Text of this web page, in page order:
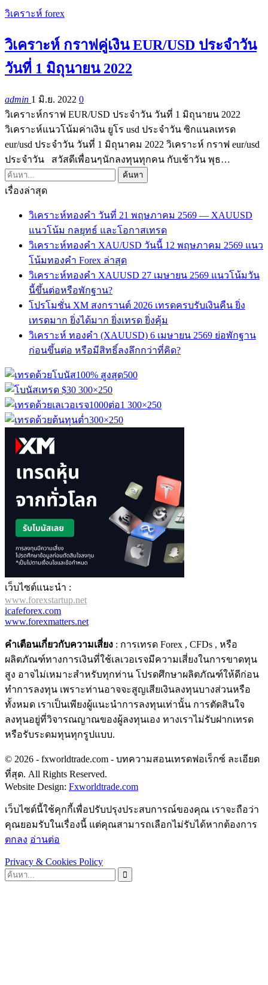
วิเคราะห์ forex
วิเคราะห์ กราฟคู่เงิน EUR/USD ประจำวัน
วันที่ 1 มิถุนายน 2022
admin 1 มิ.ย. 2022 0
วิเคราะห์กราฟ EUR/USD ประจำวัน วันที่ 1 มิถุนายน 2022
วิเคราะห์แนวโน้มค่าเงิน ยูโร usd ประจำวัน ซิกแนลเทรด
eur/usd ประจำวัน วันที่ 1 มิถุนาคม 2022 วิเคราะห์ กราฟ eur/usd
ประจำวัน สวัสดีเพื่อนๆนักลงทุนทุกคน กับเช้าวัน พุธ…
เรื่องล่าสุด
วิเคราะห์ทองคำ วันที่ 21 พฤษภาคม 2569 — XAUUSD
แนวโน้ม กลยุทธ์ และโอกาสเทรด
วิเคราะห์ทองคำ XAU/USD วันนี้ 12 พฤษภาคม 2569 แนว
โน้มทองคำ Forex ล่าสุด
วิเคราะห์ทองคำ XAUUSD 27 เมษายน 2569 แนวโน้มวัน
นี้ขึ้นต่อหรือพักฐาน?
โปรโมชั่น XM สงกรานต์ 2026 เทรดครบรับเงินคืน ยิ่ง
เทรดมาก ยิ่งได้มาก ยิ่งเทรด ยิ่งคุ้ม
วิเคราะห์ ทองคำ (XAUUSD) 6 เมษายน 2569 ย่อพักฐาน
ก่อนขึ้นต่อ หรือมีสิทธิ์ลงลึกกว่าที่คิด?
เว็บไซต์แนะนำ :
www.forexstartup.net
icafeforex.com
www.forexmatters.net
คำเตือนเกี่ยวกับความเสี่ยง : การเทรด Forex , CFDs , หรือ
ผลิตภัณฑ์ทางการเงินที่ใช้เลเวอเรจมีความเสี่ยงในการขาดทุน
สูง อาจไม่เหมาะสำหรับทุกท่าน โปรดศึกษาผลิตภัณฑ์ให้ดีก่อน
ทำการลงทุน เพราะท่านอาจจะสูญเสียเงินลงทุนบางส่วนหรือ
ทั้งหมด เราเป็นเพียงผู้แนะนำการลงทุนเท่านั้น การตัดสินใจ
ลงทุนอยู่ที่วิจารณญาณของผู้ลงทุนเอง ทางเราไม่รับฝากเทรด
หรือรับระดมทุนทุกรูปแบบ.
© 2026 - fxworldtrade.com - บทความสอนเทรดฟอเร็กซ์ ละเอียด
ที่สุด. All Rights Reserved.
Website Design: Fxworldtrade.com
เว็บไซต์นี้ใช้คุกกี้เพื่อปรับปรุงประสบการณ์ของคุณ เราจะถือว่า
คุณยอมรับในเรื่องนี้ แต่คุณสามารถเลือกไม่รับได้หากต้องการ
ตกลง อ่านต่อ
Privacy & Cookies Policy